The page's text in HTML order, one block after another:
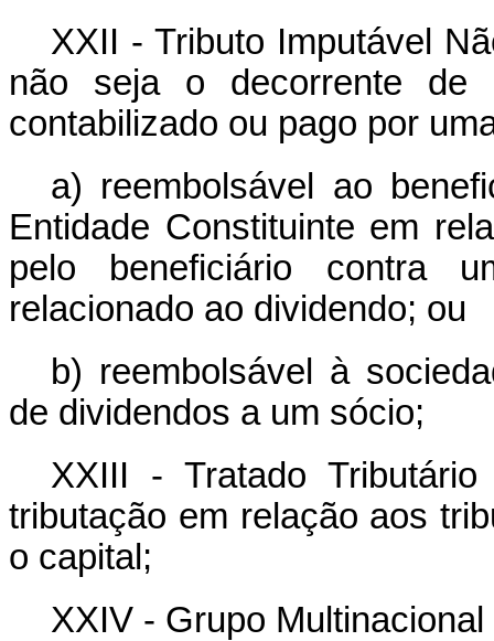
XXII - Tributo Imputável
não seja o decorrente de
contabilizado ou pago por
a) reembolsável ao
Entidade Constituinte em
pelo beneficiário contra
relacionado ao dividendo; ou
b) reembolsável à
de dividendos a um sócio;
XXIII - Tratado
tributação em relação aos
o capital;
XXIV - Grupo